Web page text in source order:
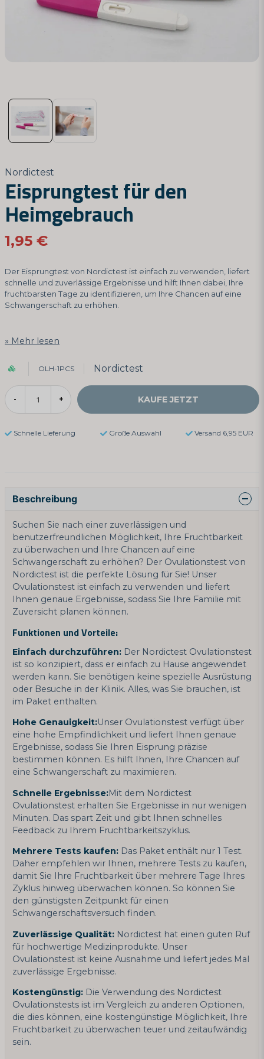
Nordictest
Eisprungtest für den
Heimgebrauch
1,95 €
Der Eisprungtest von Nordictest ist einfach zu verwenden, liefert
schnelle und zuverlässige Ergebnisse und hilft Ihnen dabei, Ihre
fruchtbarsten Tage zu identifizieren, um Ihre Chancen auf eine
Schwangerschaft zu erhöhen.
Mehr lesen
OLH-1PCS Nordictest
- + KAUFE JETZT
Schnelle Lieferung Große Auswahl Versand 6,95 EUR
Beschreibung
Suchen Sie nach einer zuverlässigen und
benutzerfreundlichen Möglichkeit, Ihre Fruchtbarkeit
zu überwachen und Ihre Chancen auf eine
Schwangerschaft zu erhöhen? Der Ovulationstest von
Nordictest ist die perfekte Lösung für Sie! Unser
Ovulationstest ist einfach zu verwenden und liefert
Ihnen genaue Ergebnisse, sodass Sie Ihre Familie mit
Zuversicht planen können.
Funktionen und Vorteile:
Einfach durchzuführen: Der Nordictest Ovulationstest
ist so konzipiert, dass er einfach zu Hause angewendet
werden kann. Sie benötigen keine spezielle Ausrüstung
oder Besuche in der Klinik. Alles, was Sie brauchen, ist
im Paket enthalten.
Hohe Genauigkeit:Unser Ovulationstest verfügt über
eine hohe Empfindlichkeit und liefert Ihnen genaue
Ergebnisse, sodass Sie Ihren Eisprung präzise
bestimmen können. Es hilft Ihnen, Ihre Chancen auf
eine Schwangerschaft zu maximieren.
Schnelle Ergebnisse:Mit dem Nordictest
Ovulationstest erhalten Sie Ergebnisse in nur wenigen
Minuten. Das spart Zeit und gibt Ihnen schnelles
Feedback zu Ihrem Fruchtbarkeitszyklus.
Mehrere Tests kaufen: Das Paket enthält nur 1 Test.
Daher empfehlen wir Ihnen, mehrere Tests zu kaufen,
damit Sie Ihre Fruchtbarkeit über mehrere Tage Ihres
Zyklus hinweg überwachen können. So können Sie
den günstigsten Zeitpunkt für einen
Schwangerschaftsversuch finden.
Zuverlässige Qualität: Nordictest hat einen guten Ruf
für hochwertige Medizinprodukte. Unser
Ovulationstest ist keine Ausnahme und liefert jedes Mal
zuverlässige Ergebnisse.
Kostengünstig: Die Verwendung des Nordictest
Ovulationstests ist im Vergleich zu anderen Optionen,
die dies können, eine kostengünstige Möglichkeit, Ihre
Fruchtbarkeit zu überwachen teuer und zeitaufwändig
sein.